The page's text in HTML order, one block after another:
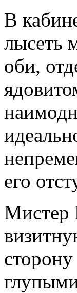
В
лысеть
оби,
его
Мистер